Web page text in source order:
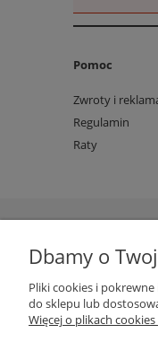
Pomoc
Zwroty i
Regulamin
Raty
Dbamy o
Pliki cookies i
do sklepu lub
Więcej o plikach